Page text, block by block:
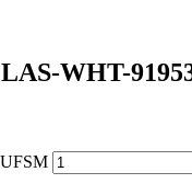
WHT-